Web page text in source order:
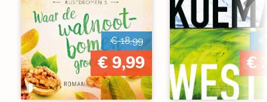
€ 18,99
€ 9,99
€
€